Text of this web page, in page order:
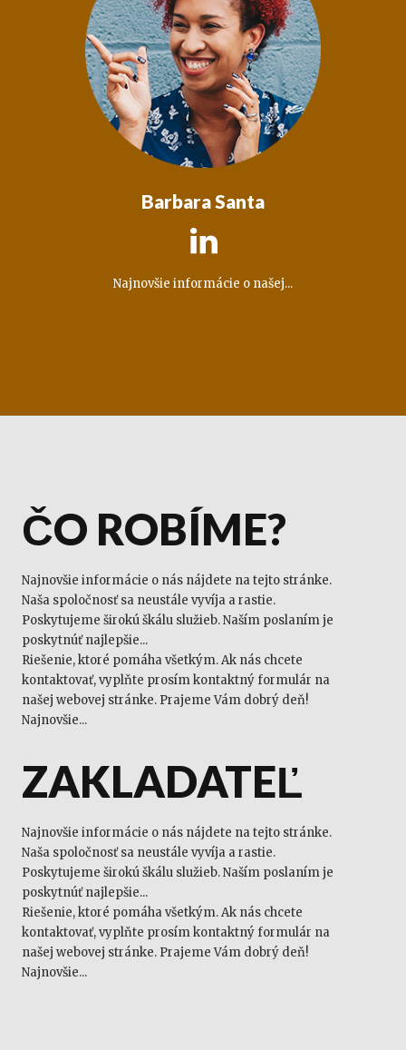
Barbara Santa

Najnovšie informácie o našej...
ČO ROBÍME?
Najnovšie informácie o nás nájdete na tejto stránke.
Naša spoločnosť sa neustále vyvíja a rastie.
Poskytujeme širokú škálu služieb. Naším poslaním je
poskytnúť najlepšie...
Riešenie, ktoré pomáha všetkým. Ak nás chcete
kontaktovať, vyplňte prosím kontaktný formulár na
našej webovej stránke. Prajeme Vám dobrý deň!
Najnovšie...
ZAKLADATEĽ
Najnovšie informácie o nás nájdete na tejto stránke.
Naša spoločnosť sa neustále vyvíja a rastie.
Poskytujeme širokú škálu služieb. Naším poslaním je
poskytnúť najlepšie...
Riešenie, ktoré pomáha všetkým. Ak nás chcete
kontaktovať, vyplňte prosím kontaktný formulár na
našej webovej stránke. Prajeme Vám dobrý deň!
Najnovšie...